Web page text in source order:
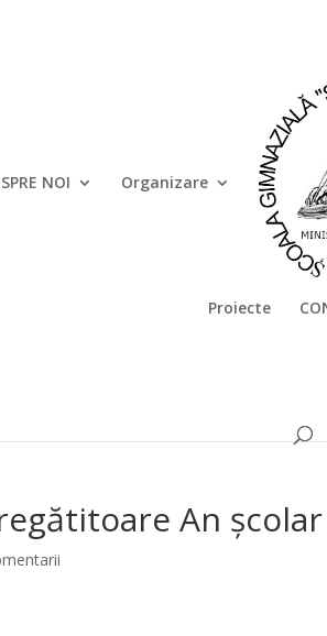
NOI Organizare
Proiecte
An